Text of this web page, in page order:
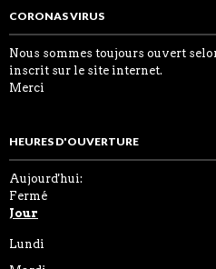
CORONAS VIRUS
Nous sommes toujours ouvert
inscrit sur le site internet.
Merci
HEURES D'OUVERTURE
Aujourd'hui:
Fermé
Jour
Lundi